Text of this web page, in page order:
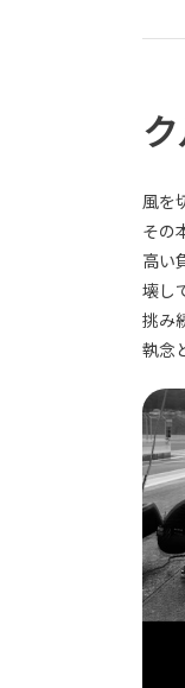
づくりのため、
ム（メーカーオ
風を
その
高い
壊し
挑み
執念